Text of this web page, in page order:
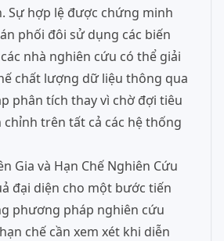
Sự hợp lệ được chứng minh
phối đôi sử dụng các biến
nhà nghiên cứu có thể giải
chất lượng dữ liệu thông qua
phân tích thay vì chờ đợi tiêu
chỉnh trên tất cả các hệ thống
Gia và Hạn Chế Nghiên Cứu
đại diện cho một bước tiến
phương pháp nghiên cứu
chế cần xem xét khi diễn